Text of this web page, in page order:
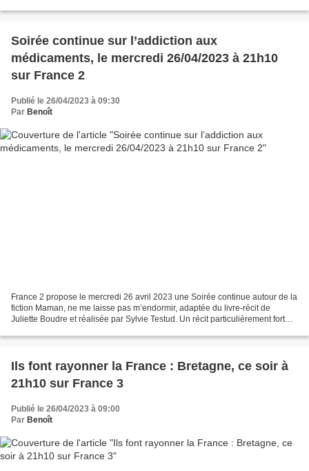
Soirée continue sur l’addiction aux
médicaments, le mercredi 26/04/2023 à 21h10
sur France 2
Publié le 26/04/2023 à 09:30
Par Benoît
France 2 propose le mercredi 26 avril 2023 une Soirée continue autour de la
fiction Maman, ne me laisse pas m’endormir, adaptée du livre-récit de
Juliette Boudre et réalisée par Sylvie Testud. Un récit particulièrement fort
Ils font rayonner la France : Bretagne, ce soir à
21h10 sur France 3
Publié le 26/04/2023 à 09:00
Par Benoît